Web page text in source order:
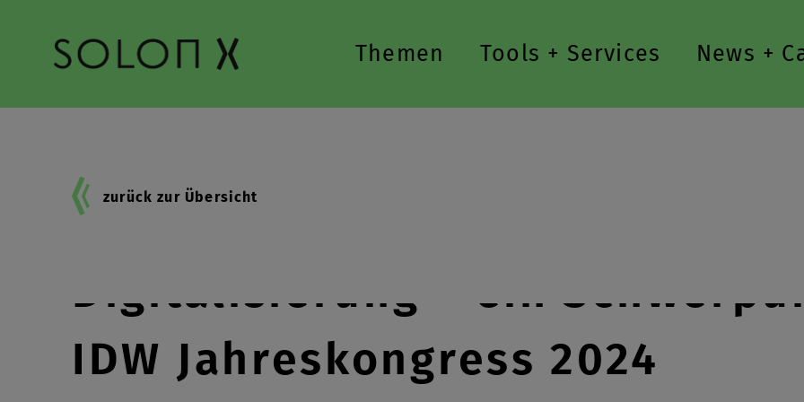
Themen Tools + Services News +
zurück zur Übersicht
Digitalisierung – ein
IDW Jahreskongress 2024